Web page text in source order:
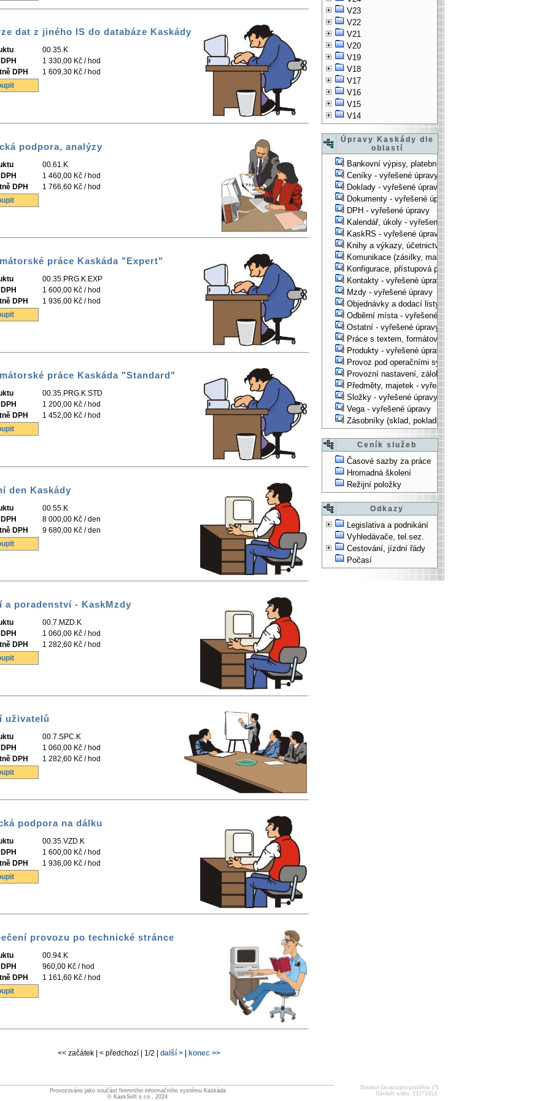
V23
V22
V21
V20
V19
V18
V17
V16
V15
V14
Úpravy Kaskády dle
oblastí
Bankovní výpisy, platební příkazy - vyřešené úpravy
Ceníky - vyřešené úpravy
Doklady - vyřešené úpravy
Dokumenty - vyřešené úpravy
DPH - vyřešené úpravy
Kalendář, úkoly - vyřešené úpravy
KaskRS - vyřešené úpravy
Knihy a výkazy, účetnictví - vyřešené úpravy
Komunikace (zásilky, mail-systém, ...) - vyřešené úpravy
Konfigurace, přístupová práva, ... - vyřešené úpravy
Kontakty - vyřešené úpravy
Mzdy - vyřešené úpravy
Objednávky a dodací listy - vyřešené úpravy
Odběrní místa - vyřešené úpravy
Ostatní - vyřešené úpravy
Práce s textem, formátování, ... - vyřešené úpravy
Produkty - vyřešené úpravy
Provoz pod operačními systémy, technologické věci -
Provozní nastavení, zálohování, instalace, ... -
Předměty, majetek - vyřešené úpravy
Složky - vyřešené úpravy
Vega - vyřešené úpravy
Zásobníky (sklad, pokladna, bank. účet) - vyřešené
Ceník služeb
Časové sazby za práce
Hromadná školení
Režijní položky
Odkazy
Legislativa a podnikání
Vyhledávače, tel.sez.
Cestování, jízdní řády
Počasí
dat z jiného IS do databáze Kaskády
00.35.K
1 330,00 Kč / hod
DPH
1 609,30 Kč / hod
podpora, analýzy
00.61.K
1 460,00 Kč / hod
DPH
1 766,60 Kč / hod
práce Kaskáda "Expert"
00.35.PRG.K.EXP
1 600,00 Kč / hod
DPH
1 936,00 Kč / hod
práce Kaskáda "Standard"
00.35.PRG.K.STD
1 200,00 Kč / hod
DPH
1 452,00 Kč / hod
den Kaskády
00.55.K
8 000,00 Kč / den
DPH
9 680,00 Kč / den
a poradenství - KaskMzdy
00.7.MZD.K
1 060,00 Kč / hod
DPH
1 282,60 Kč / hod
uživatelů
00.7.SPC.K
1 060,00 Kč / hod
DPH
1 282,60 Kč / hod
podpora na dálku
00.35.VZD.K
1 600,00 Kč / hod
DPH
1 936,00 Kč / hod
provozu po technické stránce
00.94.K
960,00 Kč / hod
DPH
1 161,60 Kč / hod
<< začátek | < předchozí | 1/2 | další > konec >>
Provozováno jako součást firemního informačního systému Kaskáda
© KaskSoft s.r.o., 2024
Detekce Javascriptu proběhla. (?)
Návštěv webu: 33275953.